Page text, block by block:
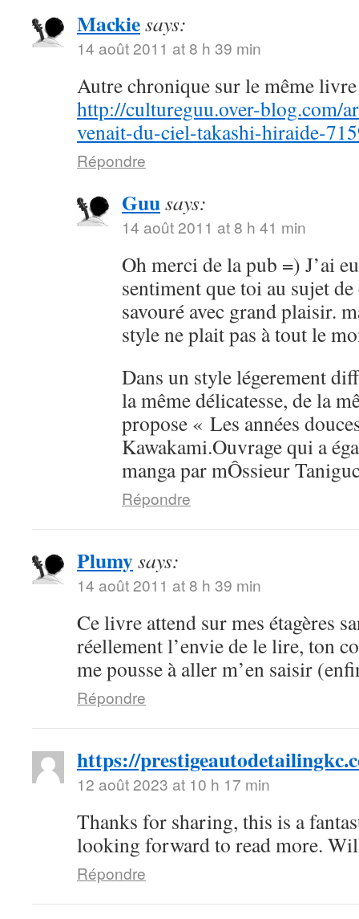
Mackiesays:
14 août 2011 at 8 h 39 min
Autre chronique sur le même
http://cultureguu.over-blog.com/
venait-du-ciel-takashi-hiraide-
Répondre
Guusays:
14 août 2011 at 8 h 41 min
Oh merci de la pub =) J’ai
sentiment que toi au sujet
savouré avec grand plaisir.
style ne plait pas à tout le
Dans un style légerement
la même délicatesse, de la
propose « Les années
Kawakami.Ouvrage qui a
manga par mÔssieur
Répondre
Plumysays:
14 août 2011 at 8 h 39 min
Ce livre attend sur mes étagères
réellement l’envie de le lire, ton
me pousse à aller m’en saisir
Répondre
https://
12 août 2023 at 10 h 17 min
Thanks for sharing, this is a
looking forward to read more.
Répondre